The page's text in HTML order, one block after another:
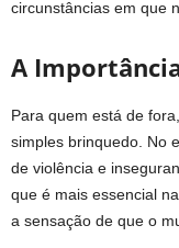
circunstâncias em que
A
Para quem está de
simples brinquedo. No
de violência e
que é mais essencial
a sensação de que o